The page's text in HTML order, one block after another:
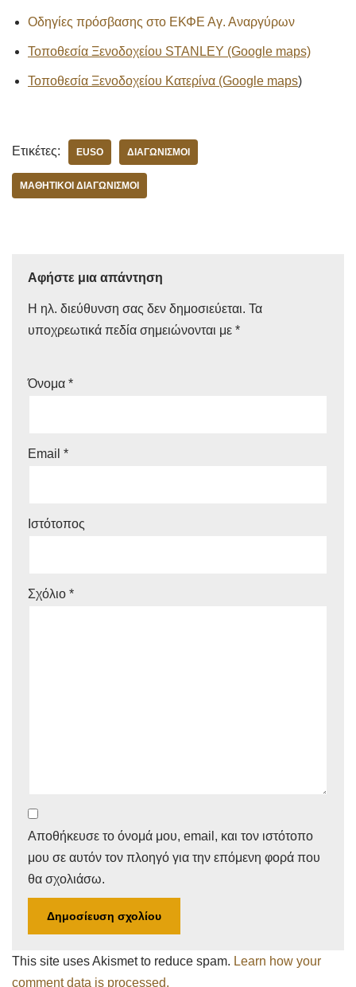
Οδηγίες πρόσβασης στο ΕΚΦΕ Αγ. Αναργύρων
Τοποθεσία Ξενοδοχείου STANLEY (Google maps)
Τοποθεσία Ξενοδοχείου Κατερίνα (Google maps)
Ετικέτες: EUSO ΔΙΑΓΩΝΙΣΜΟΊ
ΜΑΘΗΤΙΚOΊ ΔΙΑΓΩΝΙΣΜΟΊ
Αφήστε μια απάντηση
Η ηλ. διεύθυνση σας δεν δημοσιεύεται. Τα
υποχρεωτικά πεδία σημειώνονται με *
Όνομα *
Email *
Ιστότοπος
Σχόλιο *
Αποθήκευσε το όνομά μου, email, και τον ιστότοπο
μου σε αυτόν τον πλοηγό για την επόμενη φορά που
θα σχολιάσω.
This site uses Akismet to reduce spam. Learn how your
comment data is processed.